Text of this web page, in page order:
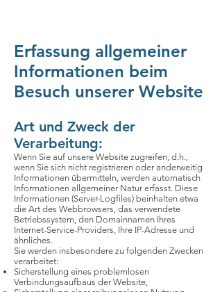
Erfassung allgemeiner
Informationen beim
Besuch unserer Website
Art und Zweck der
Verarbeitung:
Wenn Sie auf unsere Website zugreifen, d.h.,
wenn Sie sich nicht registrieren oder anderweitig
Informationen übermitteln, werden automatisch
Informationen allgemeiner Natur erfasst. Diese
Informationen (Server-Logfiles) beinhalten etwa
die Art des Webbrowsers, das verwendete
Betriebssystem, den Domainnamen Ihres
Internet-Service-Providers, Ihre IP-Adresse und
ähnliches.
Sie werden insbesondere zu folgenden Zwecken
verarbeitet:
Sicherstellung eines problemlosen
Verbindungsaufbaus der Website,